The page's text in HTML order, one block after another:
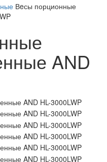
Вeсы порционные
AND